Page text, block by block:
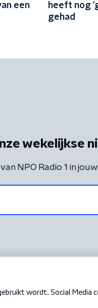
een
heeft nog
gehad
wekelijkse
NPO Radio 1 in